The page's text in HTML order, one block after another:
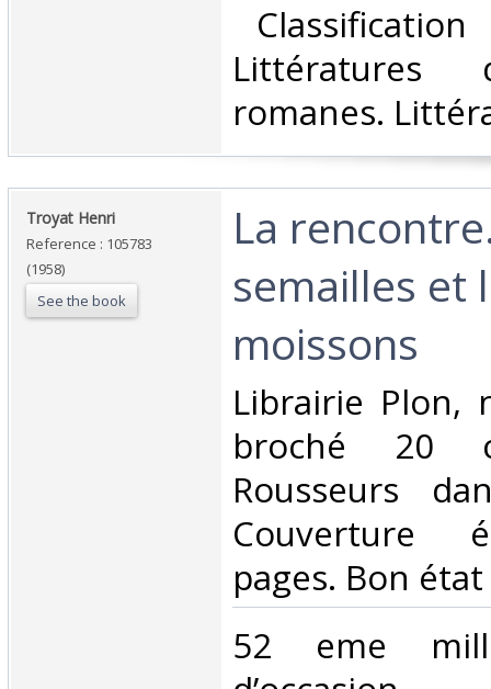
Littératures
romanes.
‎Troyat Henri‎
Reference : 105783
(1958)
See the book
‎La
semailles et
moissons‎
‎Librairie Plon,
broché 20
Rousseurs
Couverture
pages. Bon état
‎52 eme